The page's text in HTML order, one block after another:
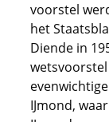
voorstel
het
Diende in
IJmond,